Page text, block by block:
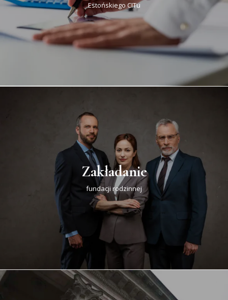
Estońskiego CITu
Zakładanie
fundacji rodzinnej